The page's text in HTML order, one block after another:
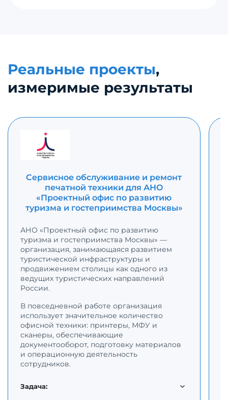
Реальные проекты,
измеримые результаты
Сервисное обслуживание и ремонт
печатной техники для АНО
«Проектный офис по развитию
туризма и гостеприимства Москвы»
АНО «Проектный офис по развитию
туризма и гостеприимства Москвы» —
организация, занимающаяся развитием
туристической инфраструктуры и
продвижением столицы как одного из
ведущих туристических направлений
России.
В повседневной работе организация
использует значительное количество
офисной техники: принтеры, МФУ и
сканеры, обеспечивающие
документооборот, подготовку материалов
и операционную деятельность
сотрудников.
Задача: